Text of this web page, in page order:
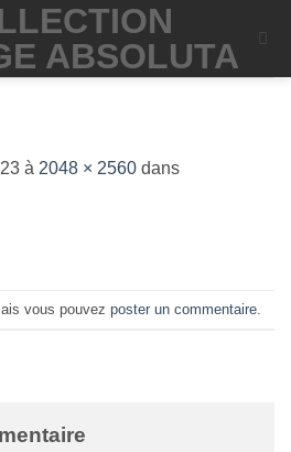
à 2048 × 2560 dans
vous pouvez poster un commentaire